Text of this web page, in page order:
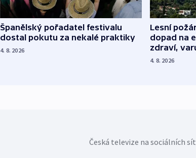
Španělský pořadatel festivalu
dostal pokutu za nekalé praktiky
4. 8. 2026
Lesní
dopad na
zdraví,
4. 8. 2026
Česká televize na sociálních